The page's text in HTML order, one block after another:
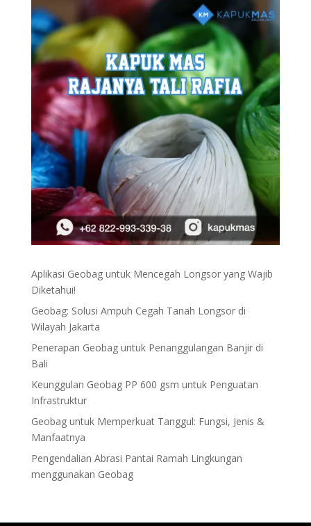
Aplikasi Geobag untuk Mencegah Longsor yang Wajib
Diketahui!
Geobag: Solusi Ampuh Cegah Tanah Longsor di
Wilayah Jakarta
Penerapan Geobag untuk Penanggulangan Banjir di
Bali
Keunggulan Geobag PP 600 gsm untuk Penguatan
Infrastruktur
Geobag untuk Memperkuat Tanggul: Fungsi, Jenis &
Manfaatnya
Pengendalian Abrasi Pantai Ramah Lingkungan
menggunakan Geobag